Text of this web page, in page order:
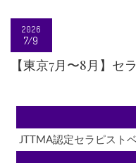
2026
7/9
【東京7月〜8月】
JTTMA認定セラピスト